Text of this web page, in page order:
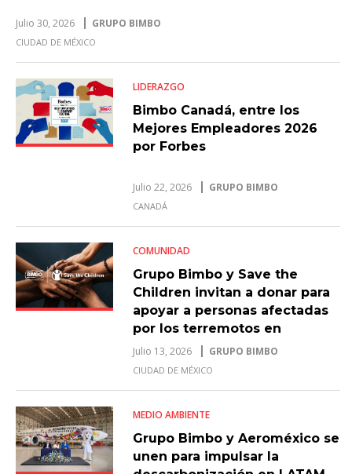
Julio 30, 2026 GRUPO BIMBO
CIUDAD DE MÉXICO
LIDERAZGO
Bimbo Canadá, entre los
Mejores Empleadores 2026
por Forbes
Julio 22, 2026 GRUPO BIMBO
CANADÁ
COMUNIDAD
Grupo Bimbo y Save the
Children invitan a donar para
apoyar a personas afectadas
por los terremotos en
Venezuela
Julio 13, 2026 GRUPO BIMBO
CIUDAD DE MÉXICO
MEDIO AMBIENTE
Grupo Bimbo y Aeroméxico se
unen para impulsar la